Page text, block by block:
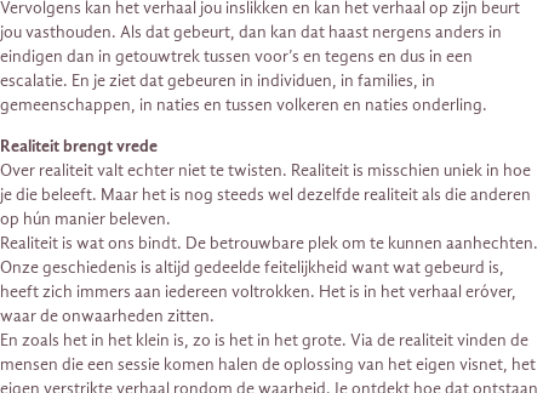
Vervolgens kan het verhaal jou inslikken en kan het verhaal op zijn beurt
jou vasthouden. Als dat gebeurt, dan kan dat haast nergens anders in
eindigen dan in getouwtrek tussen voor’s en tegens en dus in een
escalatie. En je ziet dat gebeuren in individuen, in families, in
gemeenschappen, in naties en tussen volkeren en naties onderling.
Realiteit brengt vrede
Over realiteit valt echter niet te twisten. Realiteit is misschien uniek in hoe
je die beleeft. Maar het is nog steeds wel dezelfde realiteit als die anderen
op hún manier beleven.
Realiteit is wat ons bindt. De betrouwbare plek om te kunnen aanhechten.
Onze geschiedenis is altijd gedeelde feitelijkheid want wat gebeurd is,
heeft zich immers aan iedereen voltrokken. Het is in het verhaal eróver,
waar de onwaarheden zitten.
En zoals het in het klein is, zo is het in het grote. Via de realiteit vinden de
mensen die een sessie komen halen de oplossing van het eigen visnet, het
eigen verstrikte verhaal rondom de waarheid. Je ontdekt hoe dat ontstaan